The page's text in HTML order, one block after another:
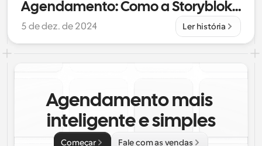
Agendamento: Como a Storyblok
Aproveitou o Cal.com
5 de dez. de 2024 Ler história
Agendamento mais
inteligente e simples
Começar Fale com as vendas